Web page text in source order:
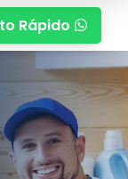
Rápido 